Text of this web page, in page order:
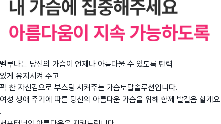
벨루나는 당신의 가슴이 언제나 아름다울 수 있도록 탄력
있게 유지시켜 주고
꽉 찬 자신감으로 부스팅 시켜주는 가슴토탈솔루션입니다.
여성 생애 주기에 따른 당신의 아름다운 가슴을 위해 함께 발걸음 할게요
.